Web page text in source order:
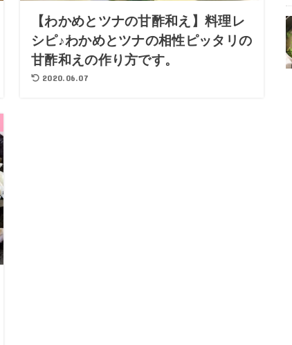
【わかめとツナの甘酢和え】料理レ
シピ♪わかめとツナの相性ピッタリの
甘酢和えの作り方です。
2020.06.07